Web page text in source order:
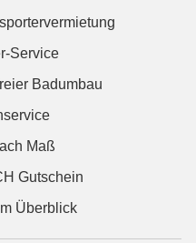
Service
Badumbau
Maß
Gutschein
Überblick